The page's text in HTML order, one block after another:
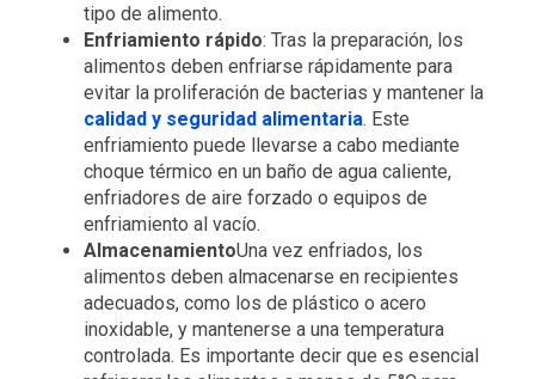
tipo de alimento.
Enfriamiento rápido: Tras la preparación, los
alimentos deben enfriarse rápidamente para
evitar la proliferación de bacterias y mantener la
calidad y seguridad alimentaria. Este
enfriamiento puede llevarse a cabo mediante
choque térmico en un baño de agua caliente,
enfriadores de aire forzado o equipos de
enfriamiento al vacío.
AlmacenamientoUna vez enfriados, los
alimentos deben almacenarse en recipientes
adecuados, como los de plástico o acero
inoxidable, y mantenerse a una temperatura
controlada. Es importante decir que es esencial